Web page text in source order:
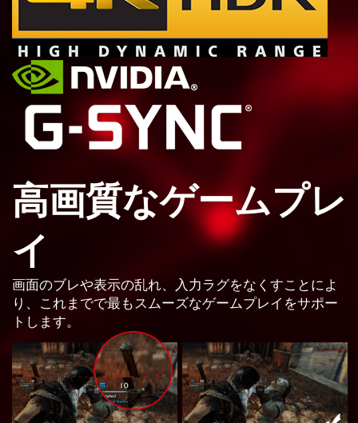
高画質なゲームプレ
イ
画面のブレや表示の乱れ、入力ラグをなくすことによ
り、これまでで最もスムーズなゲームプレイをサポー
トします。